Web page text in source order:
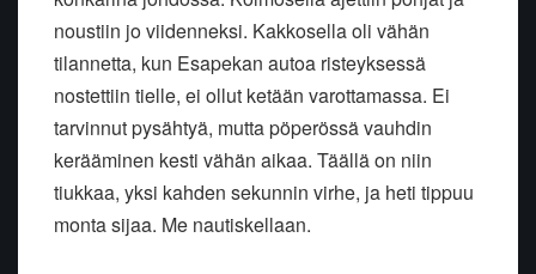
noustiin jo viidenneksi. Kakkosella oli vähän
tilannetta, kun Esapekan autoa risteyksessä
nostettiin tielle, ei ollut ketään varottamassa. Ei
tarvinnut pysähtyä, mutta pöperössä vauhdin
kerääminen kesti vähän aikaa. Täällä on niin
tiukkaa, yksi kahden sekunnin virhe, ja heti tippuu
monta sijaa. Me nautiskellaan.